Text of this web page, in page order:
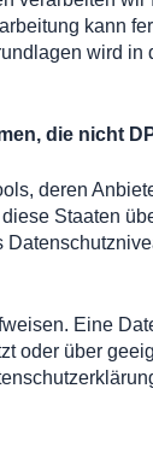
kann
wird in
die nicht
deren
Staaten
Eine
oder über